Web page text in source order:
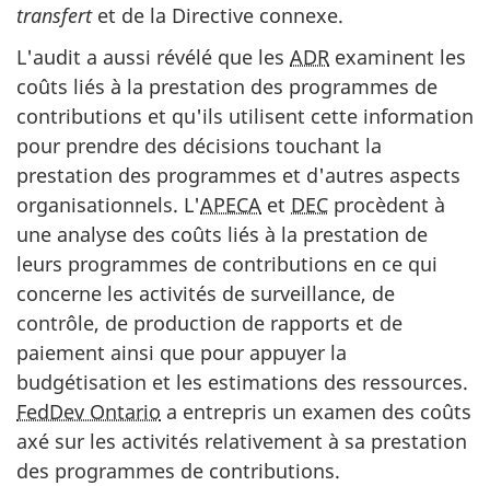
transfertet de la Directive connexe.
L'audit a aussi révélé que les ADR examinent les
coûts liés à la prestation des programmes de
contributions et qu'ils utilisent cette information
pour prendre des décisions touchant la
prestation des programmes et d'autres aspects
organisationnels. L'APECA et DEC procèdent à
une analyse des coûts liés à la prestation de
leurs programmes de contributions en ce qui
concerne les activités de surveillance, de
contrôle, de production de rapports et de
paiement ainsi que pour appuyer la
budgétisation et les estimations des ressources.
FedDev Ontario a entrepris un examen des coûts
axé sur les activités relativement à sa prestation
des programmes de contributions.